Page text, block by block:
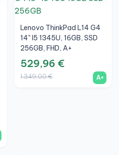
Lenovo ThinkPad L14 G4
14" I5 1345U, 16GB, SSD
256GB, FHD, A+
529,96 €
1.349,00 € A+